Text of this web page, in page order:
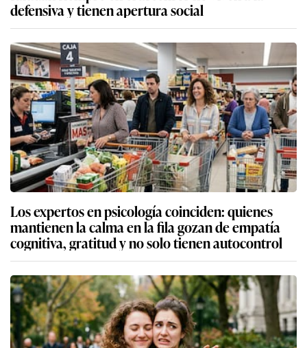
defensiva y tienen apertura social
Los expertos en psicología coinciden: quienes
mantienen la calma en la fila gozan de empatía
cognitiva, gratitud y no solo tienen autocontrol